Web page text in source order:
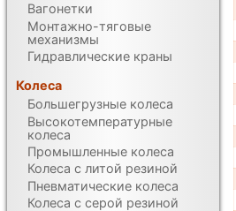
Вагонетки
Монтажно-тяговые
механизмы
Гидравлические краны
Колеса
Большегрузные колеса
Высокотемпературные
колеса
Промышленные колеса
Колеса с литой резиной
Пневматические колеса
Колеса с серой резиной